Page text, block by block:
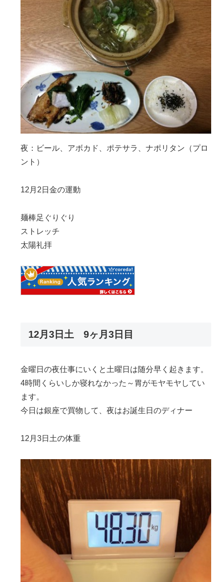
夜：ビール、アボカド、ポテサラ、ナポリタン（プロ
ント）
12月2日金の運動
麺棒足ぐりぐり
ストレッチ
太陽礼拝
12月3日土 9ヶ月3日目
金曜日の夜仕事にいくと土曜日は随分早く起きます。
4時間くらいしか寝れなかった～胃がモヤモヤしてい
ます。
今日は銀座で買物して、夜はお誕生日のディナー
12月3日土の体重